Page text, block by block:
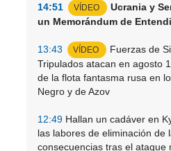
14:51 VÍDEO
Ucrania y
un Memorándum de
13:43 VÍDEO
Fuerzas de
Tripulados atacan en agosto
de la flota fantasma rusa en
Negro y de Azov
12:49 Hallan un cadáver en
las labores de eliminación de
consecuencias tras el ataque